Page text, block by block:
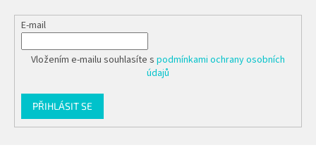
i
E-mail
Vložením e-mailu souhlasíte s podmínkami ochrany osobních
údajů
PŘIHLÁSIT SE